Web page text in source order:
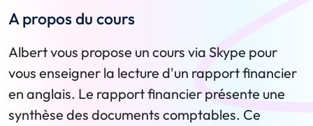
A propos du cours
Albert vous propose un cours via Skype pour
vous enseigner la lecture d'un rapport financier
en anglais. Le rapport financier présente une
synthèse des documents comptables. Ce